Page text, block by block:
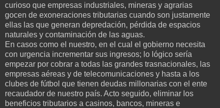
curioso que empresas industriales, mineras y agrarias
gocen de exoneraciones tributarias cuando son justamente
ellas las que generan depredación, pérdida de espacios
naturales y contaminación de las aguas.
En casos como el nuestro, en el cual el gobierno necesita
con urgencia incrementar sus ingresos; lo lógico sería
empezar por cobrar a todas las grandes trasnacionales, las
empresas aéreas y de telecomunicaciones y hasta a los
clubes de fútbol que tienen deudas millonarias con el ente
recaudador de nuestro país. Acto seguido, eliminar los
beneficios tributarios a casinos, bancos, mineras e